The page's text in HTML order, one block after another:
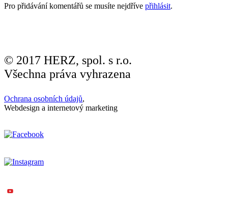
Pro přidávání komentářů se musíte nejdříve přihlásit.
© 2017 HERZ, spol. s r.o.
Všechna práva vyhrazena
Ochrana osobních údajů,
Webdesign a internetový marketing